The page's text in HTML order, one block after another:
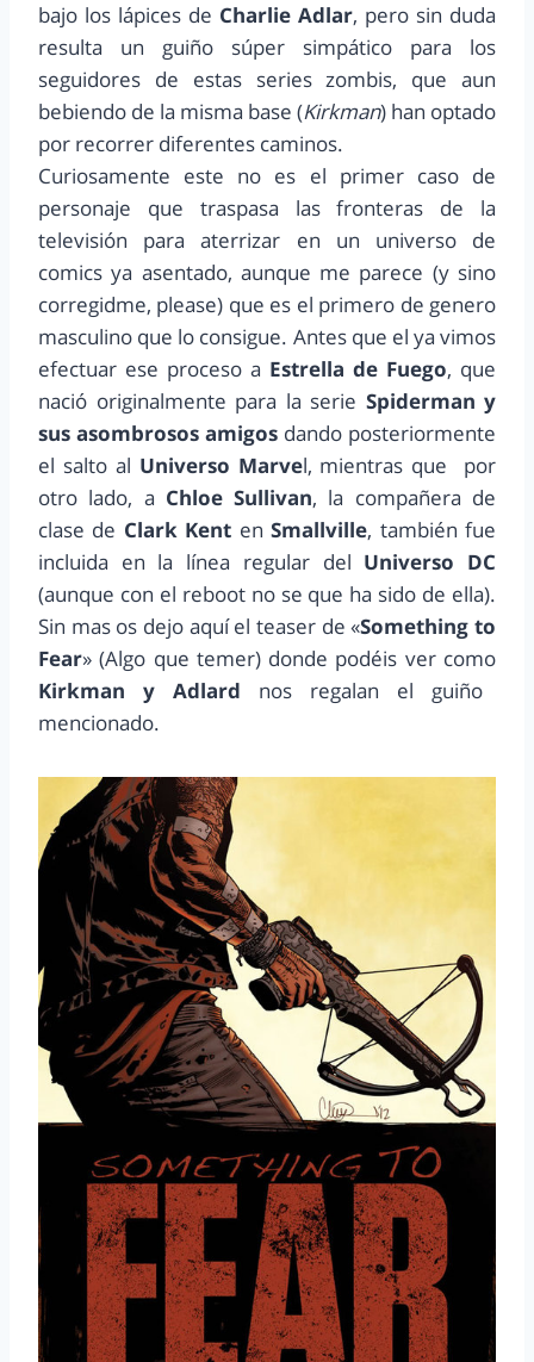
bajo los lápices de Charlie Adlar, pero sin duda
resulta un guiño súper simpático para los
seguidores de estas series zombis, que aun
bebiendo de la misma base (Kirkman) han optado
por recorrer diferentes caminos.
Curiosamente este no es el primer caso de
personaje que traspasa las fronteras de la
televisión para aterrizar en un universo de
comics ya asentado, aunque me parece (y sino
corregidme, please) que es el primero de genero
masculino que lo consigue. Antes que el ya vimos
efectuar ese proceso a Estrella de Fuego, que
nació originalmente para la serie Spiderman y
sus asombrosos amigos dando posteriormente
el salto al Universo Marvel, mientras que por
otro lado, a Chloe Sullivan, la compañera de
clase de Clark Kent enSmallville, también fue
incluida en la línea regular del Universo DC
(aunque con el reboot no se que ha sido de ella).
Sin mas os dejo aquí el teaser de «Something to
Fear» (Algo que temer) donde podéis ver como
Kirkman y Adlard nos regalan el guiño
mencionado.